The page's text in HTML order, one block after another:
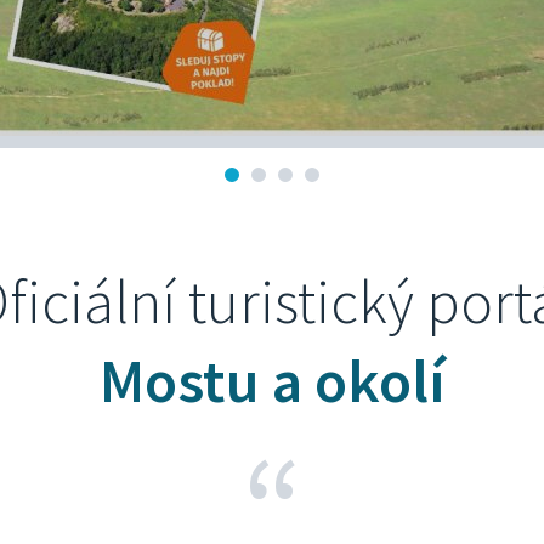
turistický
Mostu a okolí